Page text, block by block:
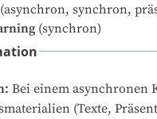
(asynchron, synchron,
(synchron)
: Bei einem asynchronen
(Texte,